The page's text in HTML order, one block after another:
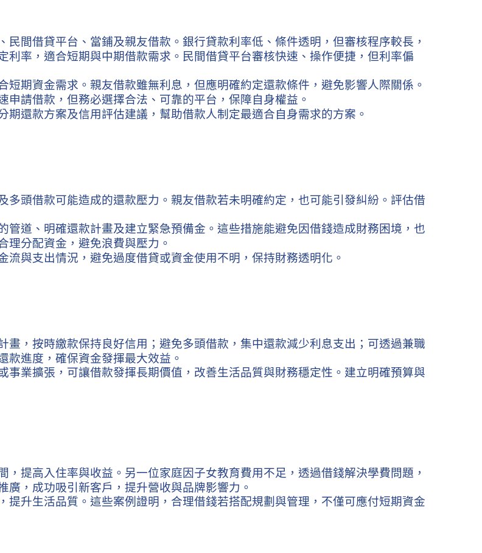
間借貸平台、當鋪及親友借款。銀行貸款利率低、條件透明，但審核程序較長，
利率，適合短期與中期借款需求。民間借貸平台審核快速、操作便捷，但利率偏
期資金需求。親友借款雖無利息，但應明確約定還款條件，避免影響人際關係。
請借款，但務必選擇合法、可靠的平台，保障自身權益。
還款方案及信用評估建議，幫助借款人制定最適合自身需求的方案。
頭借款可能造成的還款壓力。親友借款若未明確約定，也可能引發糾紛。評估借
道、明確還款計畫及建立緊急預備金。這些措施能避免因借錢造成財務困境，也
理分配資金，避免浪費與壓力。
與支出情況，避免過度借貸或資金使用不明，保持財務透明化。
，按時繳款保持良好信用；避免多頭借款，集中還款減少利息支出；可透過兼職
款進度，確保資金發揮最大效益。
業擴張，可讓借款發揮長期價值，改善生活品質與財務穩定性。建立明確預算與
提高入住率與收益。另一位家庭因子女教育費用不足，透過借錢解決學費問題，
，成功吸引新客戶，提升營收與品牌影響力。
升生活品質。這些案例證明，合理借錢若搭配規劃與管理，不僅可應付短期資金